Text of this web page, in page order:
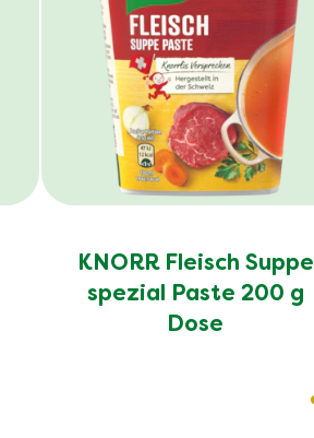
KNORR Fleisch Suppe
spezial Paste 200 g
Dose